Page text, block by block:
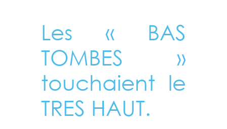
Les « BAS
TOMBES »
touchaient le
TRES HAUT.